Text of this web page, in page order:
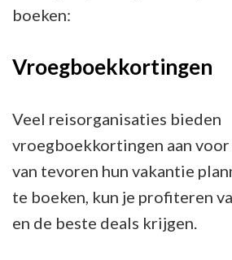
boeken:
Vroegboekkortingen
Veel reisorganisaties bieden
vroegboekkortingen aan voor
van tevoren hun vakantie
te boeken, kun je profiteren
en de beste deals krijgen.